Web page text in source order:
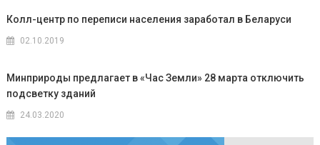
Колл-центр по переписи населения заработал в Беларуси
02.10.2019
Минприроды предлагает в «Час Земли» 28 марта отключить
подсветку зданий
24.03.2020